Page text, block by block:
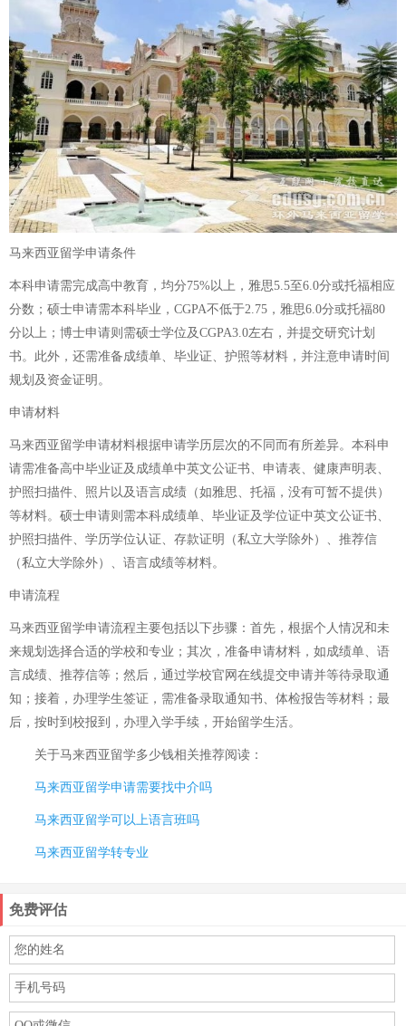
马来西亚留学申请条件
本科申请需完成高中教育，均分75%以上，雅思5.5至6.0分或托福相应
分数；硕士申请需本科毕业，CGPA不低于2.75，雅思6.0分或托福80
分以上；博士申请则需硕士学位及CGPA3.0左右，并提交研究计划
书。此外，还需准备成绩单、毕业证、护照等材料，并注意申请时间
规划及资金证明。
申请材料
马来西亚留学申请材料根据申请学历层次的不同而有所差异。本科申
请需准备高中毕业证及成绩单中英文公证书、申请表、健康声明表、
护照扫描件、照片以及语言成绩（如雅思、托福，没有可暂不提供）
等材料。硕士申请则需本科成绩单、毕业证及学位证中英文公证书、
护照扫描件、学历学位认证、存款证明（私立大学除外）、推荐信
（私立大学除外）、语言成绩等材料。
申请流程
马来西亚留学申请流程主要包括以下步骤：首先，根据个人情况和未
来规划选择合适的学校和专业；其次，准备申请材料，如成绩单、语
言成绩、推荐信等；然后，通过学校官网在线提交申请并等待录取通
知；接着，办理学生签证，需准备录取通知书、体检报告等材料；最
后，按时到校报到，办理入学手续，开始留学生活。
关于马来西亚留学多少钱相关推荐阅读：
马来西亚留学申请需要找中介吗
马来西亚留学可以上语言班吗
马来西亚留学转专业
免费评估